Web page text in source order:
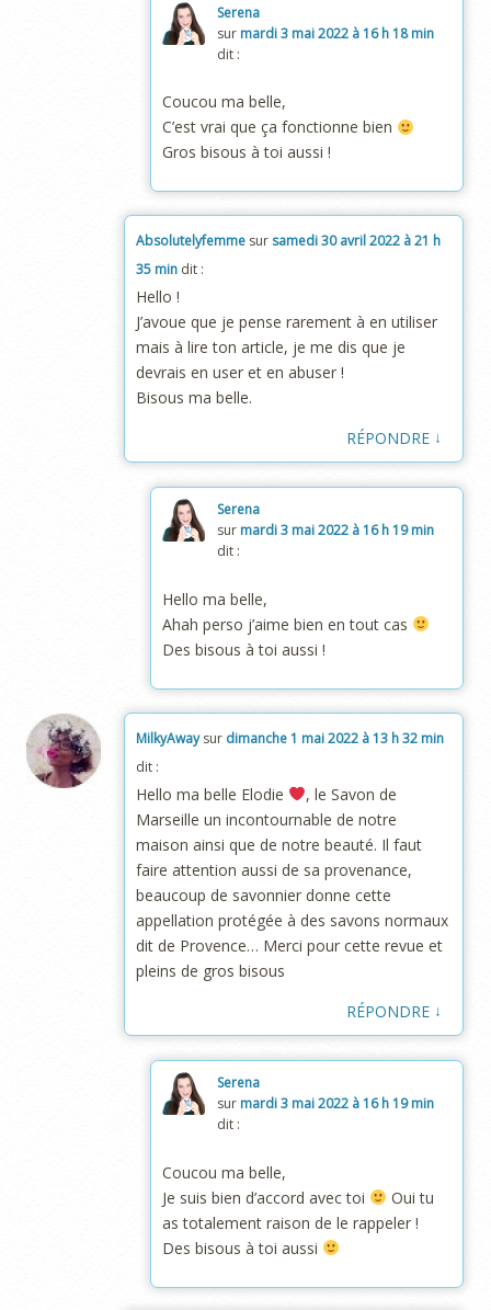
Serena
sur mardi 3 mai 2022 à 16 h 18 min
dit :
Coucou ma belle,
C’est vrai que ça fonctionne bien
Gros bisous à toi aussi !
Absolutelyfemme sur samedi 30 avril 2022 à 21 h
35 min dit :
Hello !
J’avoue que je pense rarement à en utiliser
mais à lire ton article, je me dis que je
devrais en user et en abuser !
Bisous ma belle.
RÉPONDRE ↓
Serena
sur mardi 3 mai 2022 à 16 h 19 min
dit :
Hello ma belle,
Ahah perso j’aime bien en tout cas
Des bisous à toi aussi !
MilkyAwaysur dimanche 1 mai 2022 à 13 h 32 min
dit :
Hello ma belle Elodie
, le Savon de
Marseille un incontournable de notre
maison ainsi que de notre beauté. Il faut
faire attention aussi de sa provenance,
beaucoup de savonnier donne cette
appellation protégée à des savons normaux
dit de Provence… Merci pour cette revue et
pleins de gros bisous
RÉPONDRE ↓
Serena
sur mardi 3 mai 2022 à 16 h 19 min
dit :
Coucou ma belle,
Je suis bien d’accord avec toi
Oui tu
as totalement raison de le rappeler !
Des bisous à toi aussi